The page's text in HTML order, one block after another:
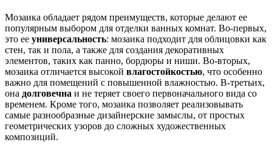
Мозаика обладает рядом преимуществ, которые делают ее
популярным выбором для отделки ванных комнат. Во-первых,
это ее универсальность: мозаика подходит для облицовки как
стен, так и пола, а также для создания декоративных
элементов, таких как панно, бордюры и ниши. Во-вторых,
мозаика отличается высокой влагостойкостью, что особенно
важно для помещений с повышенной влажностью. В-третьих,
она долговечна и не теряет своего первоначального вида со
временем. Кроме того, мозаика позволяет реализовывать
самые разнообразные дизайнерские замыслы, от простых
геометрических узоров до сложных художественных
композиций.